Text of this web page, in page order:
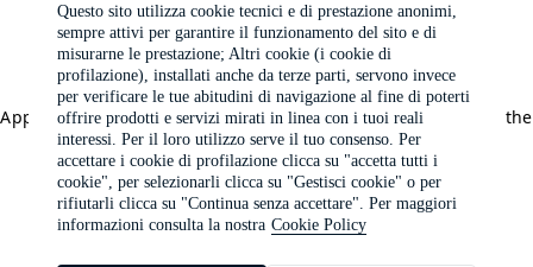
Application error: a client-side exception has occurred (see the
browser console for more information).
Questo sito utilizza cookie tecnici e di prestazione anonimi,
sempre attivi per garantire il funzionamento del sito e di
misurarne le prestazione; Altri cookie (i cookie di
profilazione), installati anche da terze parti, servono invece
per verificare le tue abitudini di navigazione al fine di poterti
offrire prodotti e servizi mirati in linea con i tuoi reali
interessi. Per il loro utilizzo serve il tuo consenso. Per
accettare i cookie di profilazione clicca su "accetta tutti i
cookie", per selezionarli clicca su "Gestisci cookie" o per
rifiutarli clicca su "Continua senza accettare". Per maggiori
informazioni consulta la nostra Cookie Policy